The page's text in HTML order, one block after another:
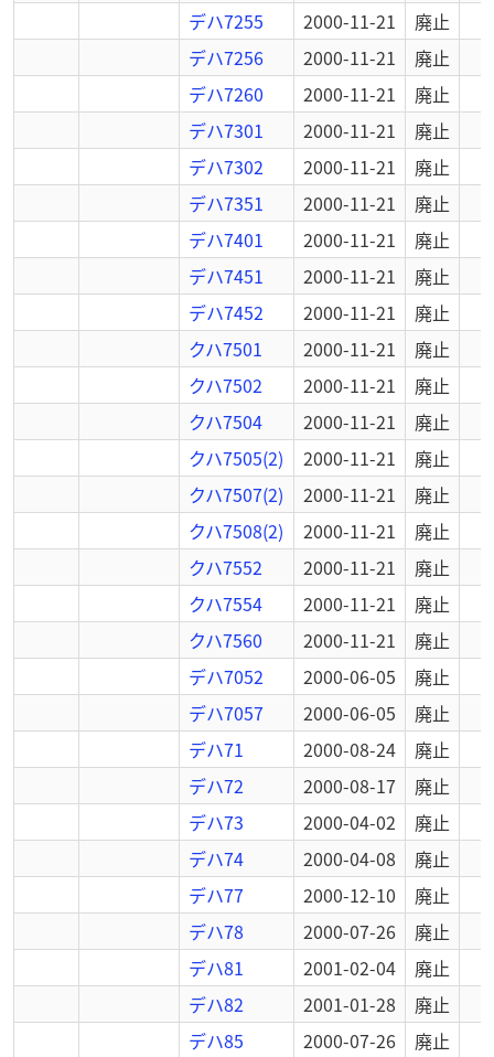
デハ7255
2000-11-21
廃止
デハ7256
2000-11-21
廃止
デハ7260
2000-11-21
廃止
デハ7301
2000-11-21
廃止
デハ7302
2000-11-21
廃止
デハ7351
2000-11-21
廃止
デハ7401
2000-11-21
廃止
デハ7451
2000-11-21
廃止
デハ7452
2000-11-21
廃止
クハ7501
2000-11-21
廃止
クハ7502
2000-11-21
廃止
クハ7504
2000-11-21
廃止
クハ7505(2)
2000-11-21
廃止
クハ7507(2)
2000-11-21
廃止
クハ7508(2)
2000-11-21
廃止
クハ7552
2000-11-21
廃止
クハ7554
2000-11-21
廃止
クハ7560
2000-11-21
廃止
デハ7052
2000-06-05
廃止
デハ7057
2000-06-05
廃止
デハ71
2000-08-24
廃止
デハ72
2000-08-17
廃止
デハ73
2000-04-02
廃止
デハ74
2000-04-08
廃止
デハ77
2000-12-10
廃止
デハ78
2000-07-26
廃止
デハ81
2001-02-04
廃止
デハ82
2001-01-28
廃止
デハ85
2000-07-26
廃止